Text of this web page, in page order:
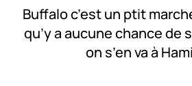
Buffalo c’est un ptit
qu’y a aucune chance de
on s’en va à